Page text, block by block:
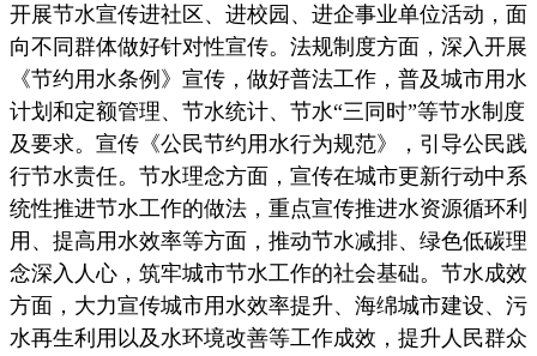
开展节水宣传进社区、进校园、进企事业单位活动，面
向不同群体做好针对性宣传。法规制度方面，深入开展
《节约用水条例》宣传，做好普法工作，普及城市用水
计划和定额管理、节水统计、节水“三同时”等节水制度
及要求。宣传《公民节约用水行为规范》，引导公民践
行节水责任。节水理念方面，宣传在城市更新行动中系
统性推进节水工作的做法，重点宣传推进水资源循环利
用、提高用水效率等方面，推动节水减排、绿色低碳理
念深入人心，筑牢城市节水工作的社会基础。节水成效
方面，大力宣传城市用水效率提升、海绵城市建设、污
水再生利用以及水环境改善等工作成效，提升人民群众